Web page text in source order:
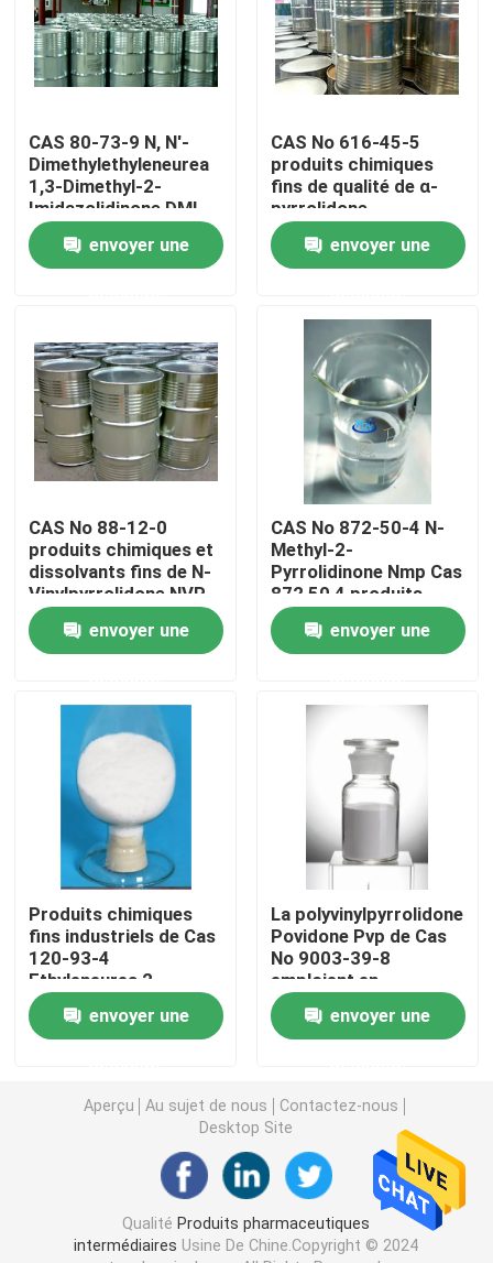
Accueil
A propos de nous
Contacts
Produits
Produits pharmaceutiques intermédiaires
Sel d'ammonium quaternaire
Produits chimiques fins
Produits chimiques de production de pétrole et de gaz
Agent tensio-actif non ionique
Agent tensio-actif ampholytique
Agent tensio-actif anionique
Plastifiant
Alcoxy phosphate organique
Agent anti-mousse
Moussant chimique
Demulsifier chimique
CAS 80-73-9 N, N'-
Dimethylethyleneurea
1,3-Dimethyl-2-
Imidazolidinone DMI
envoyer une
CAS No 616-45-5
produits chimiques
fins de qualité de α-
pyrrolidone
envoyer une
CAS No 88-12-0
produits chimiques et
dissolvants fins de N-
Vinylpyrrolidone NVP
envoyer une
CAS No 872-50-4 N-
Methyl-2-
Pyrrolidinone Nmp Cas
872 50 4 produits
chimiques fins
envoyer une
Produits chimiques
fins industriels de Cas
120-93-4
Ethyleneurea 2-
Imidazolidinone
envoyer une
La polyvinylpyrrolidone
Povidone Pvp de Cas
No 9003-39-8
emploient en
pharmaceutiques
envoyer une
Aperçu Au sujet de nous
Contactez-nous
Desktop Site
Qualité Produits pharmaceutiques
intermédiaires Usine De Chine.Copyright © 2024